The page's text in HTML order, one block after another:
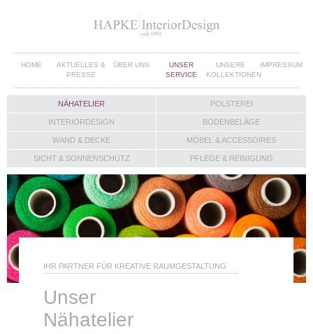
HOME
AKTUELLES &
PRESSE
ÜBER UNS
UNSER
SERVICE
UNSERE
KOLLEKTIONEN
IMPRESSUM
NÄHATELIER POLSTEREI
INTERIORDESIGN BODENBELÄGE
WAND & DECKE MÖBEL & ACCESSOIRES
SICHT & SONNENSCHUTZ PFLEGE & REINIGUNG
IHR PARTNER FÜR KREATIVE RAUMGESTALTUNG
Unser
Nähatelier